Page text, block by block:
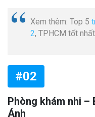
Xem thêm: Top 5
2, TPHCM tốt nhất
#02
Phòng khám nhi –
Ánh